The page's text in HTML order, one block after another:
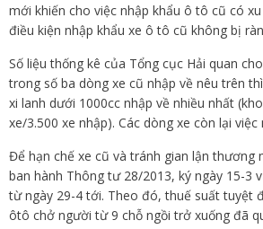
mới khiến cho việc nhập khẩu ô tô cũ có
điều kiện nhập khẩu xe ô tô cũ không bị
Số liệu thống kê của Tổng cục Hải quan
trong số ba dòng xe cũ nhập về nêu trên
xi lanh dưới 1000cc nhập về nhiều nhất
xe/3.500 xe nhập). Các dòng xe còn lại
Để hạn chế xe cũ và tránh gian lận thương
ban hành Thông tư 28/2013, ký ngày 15-3
từ ngày 29-4 tới. Theo đó, thuế suất tuyệt
ôtô chở người từ 9 chỗ ngồi trở xuống đã